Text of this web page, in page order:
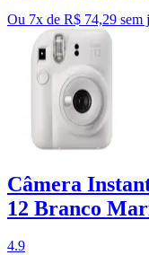
Ou 7x de R$ 74,29 sem
Câmera
12 Branco
4.9